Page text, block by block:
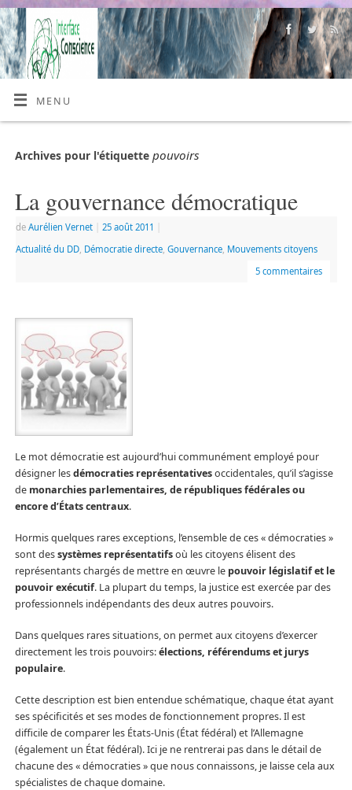
MENU
Archives pour l'étiquette pouvoirs
La gouvernance démocratique
de Aurélien Vernet 25 août 2011
Actualité du DD, Démocratie directe, Gouvernance, Mouvements citoyens
5 commentaires
Le mot démocratie est aujourd’hui communément employé pour
désigner lesdémocraties représentativesoccidentales, qu’il s’agisse
de monarchies parlementaires, de républiques fédérales ou
encore d’États centraux.
Hormis quelques rares exceptions, l’ensemble de ces « démocraties »
sont dessystèmes représentatifsoù les citoyens élisent des
représentants chargés de mettre en œuvre le pouvoir législatif et le
pouvoir exécutif. La plupart du temps, la justice est exercée par des
professionnels indépendants des deux autres pouvoirs.
Dans quelques rares situations, on permet aux citoyens d’exercer
directement les trois pouvoirs:élections, référendums et jurys
populaire.
Cette description est bien entendue schématique, chaque état ayant
ses spécificités et ses modes de fonctionnement propres. Il est
difficile de comparer les États-Unis (État fédéral) et l’Allemagne
(également un État fédéral). Ici je ne rentrerai pas dans le détail de
chacune des « démocraties » que nous connaissons, je laisse cela aux
spécialistes de chaque domaine.